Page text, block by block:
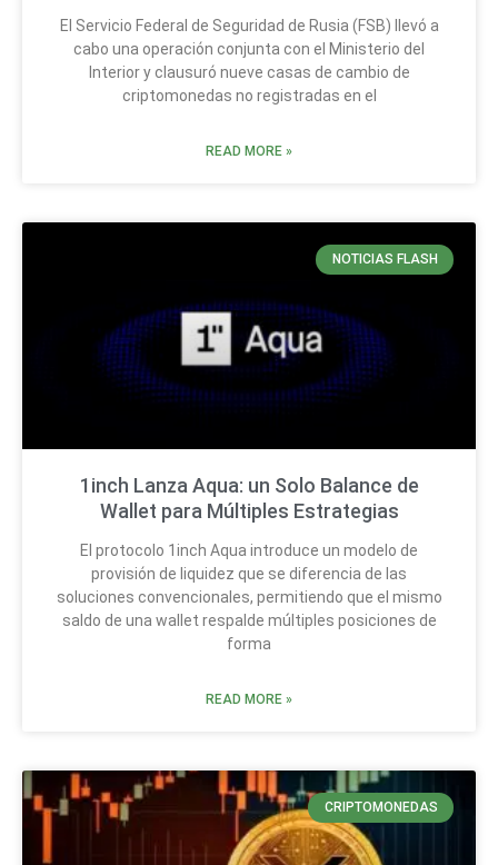
El Servicio Federal de Seguridad de Rusia (FSB) llevó a
cabo una operación conjunta con el Ministerio del
Interior y clausuró nueve casas de cambio de
criptomonedas no registradas en el
READ MORE »
NOTICIAS FLASH
1inch Lanza Aqua: un Solo Balance de
Wallet para Múltiples Estrategias
El protocolo 1inch Aqua introduce un modelo de
provisión de liquidez que se diferencia de las
soluciones convencionales, permitiendo que el mismo
saldo de una wallet respalde múltiples posiciones de
forma
READ MORE »
CRIPTOMONEDAS